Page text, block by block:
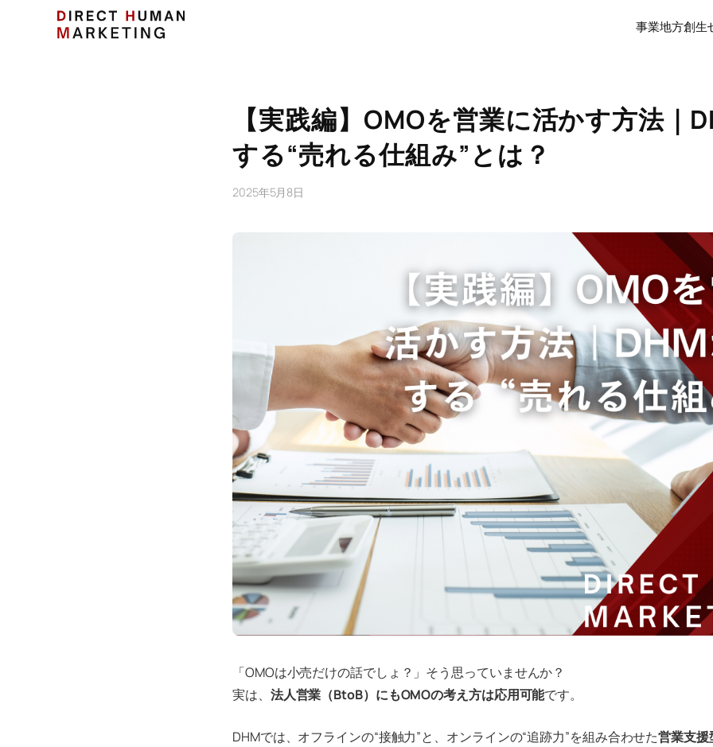
事業地方創生
【実践編】OMOを営業に活かす方法｜
する“売れる仕組み”とは？
2025年5月8日
「OMOは小売だけの話でしょ？」そう思っていませんか？
実は、 法人営業（BtoB）にもOMOの考え方は応用可能です。
DHMでは、オフラインの“接触力”と、オンラインの“追跡力”を組み合わせた営業支援